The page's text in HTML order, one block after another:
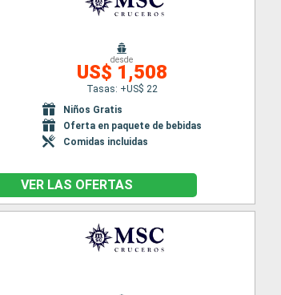
desde
US$ 1,508
Tasas: +US$ 22
Niños Gratis
Oferta en paquete de bebidas
Comidas incluidas
VER LAS OFERTAS